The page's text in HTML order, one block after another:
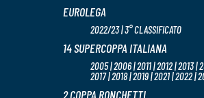
EUROLEGA
2022/23 | 3° CLASSIFICATO
14 SUPERCOPPA ITALIANA
2005 | 2006 | 2011 | 2012 | 2013 |
2017 | 2018 | 2019 | 2021 | 2022 |
2 COPPA RONCHETTI